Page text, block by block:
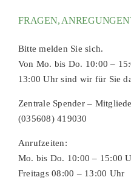
FRAGEN,
Bitte melden Sie sich.
Von Mo. bis Do. 10:00 –
13:00 Uhr sind wir für Sie
Zentrale Spender –
(035608) 419030
Anrufzeiten:
Mo. bis Do. 10:00 – 15:00
Freitags 08:00 – 13:00 Uhr